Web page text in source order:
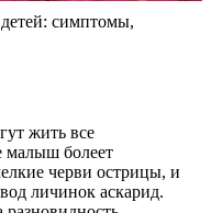
симптомы,
жить все
малыш болеет
черви острицы, и
личинок аскарид.